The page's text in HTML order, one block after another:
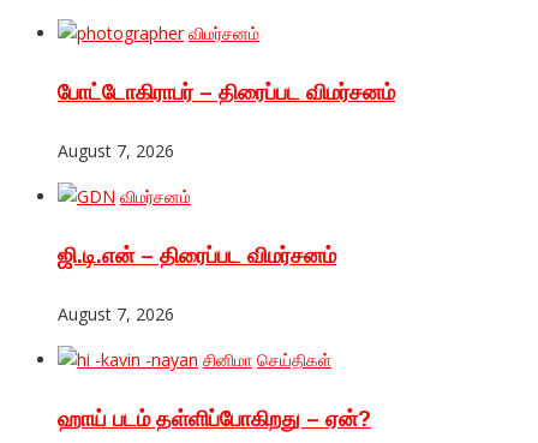
விமர்சனம்
போட்டோகிராபர் – திரைப்பட விமர்சனம்
August 7, 2026
விமர்சனம்
ஜி.டி.என் – திரைப்பட விமர்சனம்
August 7, 2026
சினிமா செய்திகள்
ஹாய் படம் தள்ளிப்போகிறது – ஏன்?